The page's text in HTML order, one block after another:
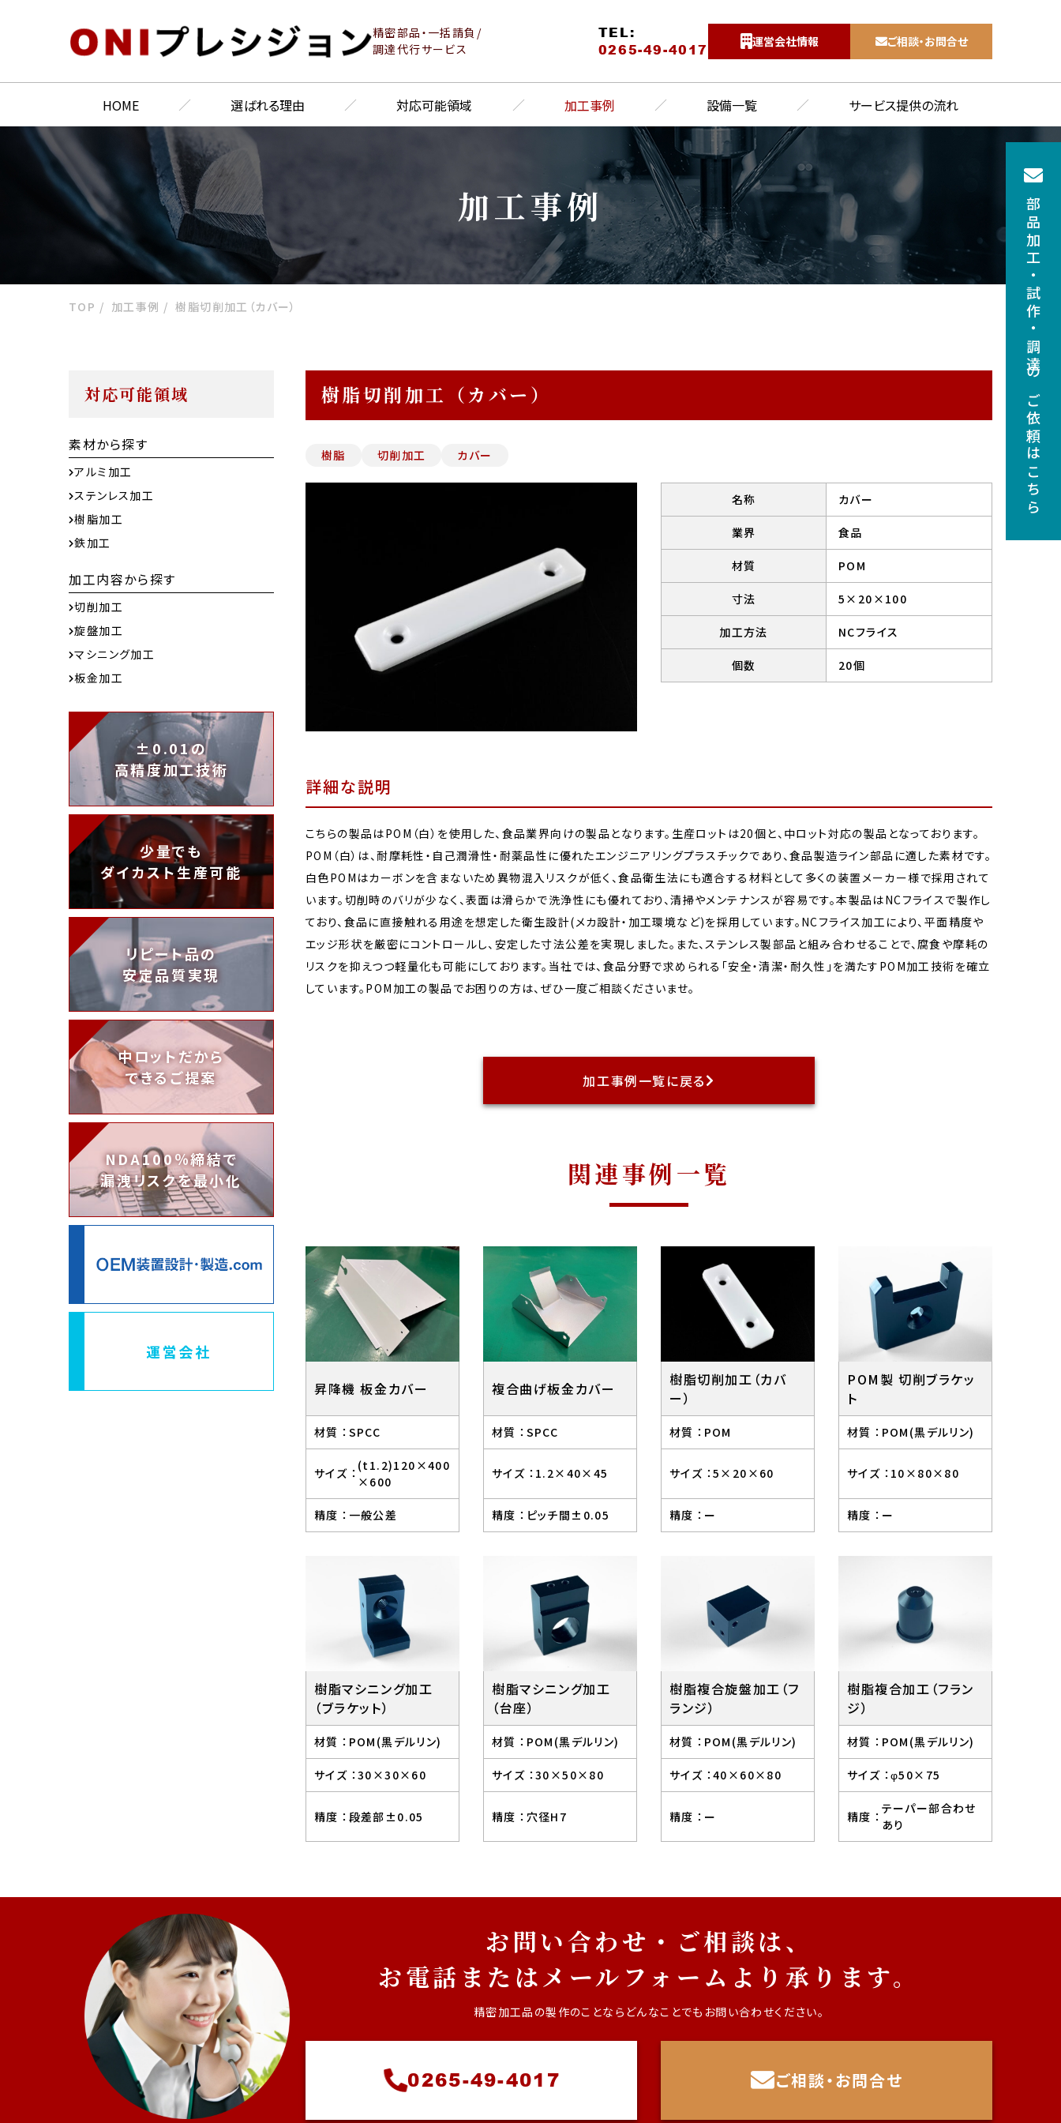
精密部品・一括請負/
調達代行サービス
TEL:
0265-49-4017
運営会社情報 ご相談・お問合せ
HOME 選ばれる理由 対応可能領域 加工事例 設備一覧 サービス提供の流れ
加工事例
TOP 加工事例 樹脂切削加工（カバー）
樹脂切削加工（カバー）
樹脂 切削加工 カバー
名称 カバー
業界 食品
材質 POM
寸法 5×20×100
加工方法 NCフライス
個数 20個
詳細な説明
こちらの製品はPOM（白）を使用した、食品業界向けの製品となります。生産ロットは20個と、中ロット対応の製品となっております。
POM（白）は、耐摩耗性・自己潤滑性・耐薬品性に優れたエンジニアリングプラスチックであり、食品製造ライン部品に適した素材です。
白色POMはカーボンを含まないため異物混入リスクが低く、食品衛生法にも適合する材料として多くの装置メーカー様で採用されて
います。切削時のバリが少なく、表面は滑らかで洗浄性にも優れており、清掃やメンテナンスが容易です。本製品はNCフライスで製作し
ており、食品に直接触れる用途を想定した衛生設計(メカ設計・加工環境など)を採用しています。NCフライス加工により、平面精度や
エッジ形状を厳密にコントロールし、安定した寸法公差を実現しました。また、ステンレス製部品と組み合わせることで、腐食や摩耗の
リスクを抑えつつ軽量化も可能にしております。当社では、食品分野で求められる「安全・清潔・耐久性」を満たすPOM加工技術を確立
しています。POM加工の製品でお困りの方は、ぜひ一度ご相談くださいませ。
加工事例一覧に戻る
関連事例一覧
昇降機 板金カバー
材質 ： SPCC
サイズ ：
(t1.2)120×400
×600
精度 ： 一般公差
複合曲げ板金カバー
材質 ： SPCC
サイズ ： 1.2×40×45
精度 ： ピッチ間±0.05
樹脂切削加工（カバ
ー）
材質 ： POM
サイズ ： 5×20×60
精度 ： ー
POM製 切削ブラケッ
ト
材質 ： POM(黒デルリン)
サイズ ： 10×80×80
精度 ： ー
樹脂マシニング加工
（ブラケット）
材質 ： POM(黒デルリン)
サイズ ： 30×30×60
精度 ： 段差部±0.05
樹脂マシニング加工
（台座）
材質 ： POM(黒デルリン)
サイズ ： 30×50×80
精度 ： 穴径H7
樹脂複合旋盤加工（フ
ランジ）
材質 ： POM(黒デルリン)
サイズ ： 40×60×80
精度 ： ー
樹脂複合加工（フラン
ジ）
材質 ： POM(黒デルリン)
サイズ ： φ50×75
精度 ：
テーパー部合わせ
あり
対応可能領域
素材から探す
アルミ加工
ステンレス加工
樹脂加工
鉄加工
加工内容から探す
切削加工
旋盤加工
マシニング加工
板金加工
±0.01の
高精度加工技術
少量でも
ダイカスト生産可能
リピート品の
安定品質実現
中ロットだから
できるご提案
NDA100％締結で
漏洩リスクを最小化
運営会社
お問い合わせ・ご相談は、
お電話またはメールフォーム より承ります。
精密加工品の製作のことなら どんなことでも お問い合わせください。
0265-49-4017 ご相談・お問合せ
部品加工
・
試作
・
調達のご依頼はこちら